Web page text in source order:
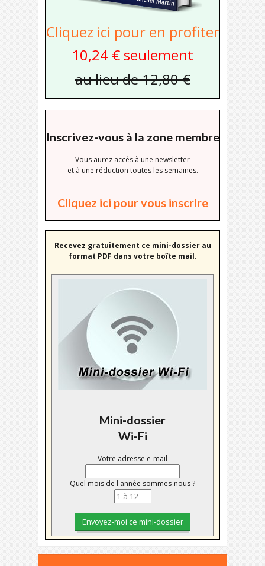
Cliquez ici pour en profiter
10,24 € seulement
au lieu de 12,80 €
Inscrivez-vous à la zone membre
Vous aurez accès à une newsletter
et à une réduction toutes les semaines.
Cliquez ici pour vous inscrire
Recevez gratuitement ce mini-dossier au
format PDF dans votre boîte mail.
Mini-dossier
Wi-Fi
Votre adresse e-mail
Quel mois de l'année sommes-nous ?